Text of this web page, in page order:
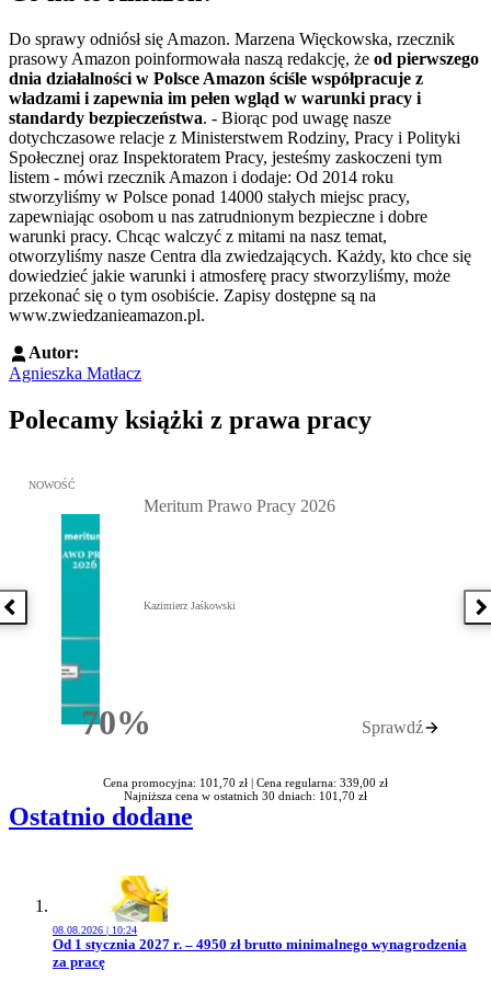
Do sprawy odniósł się Amazon. Marzena Więckowska, rzecznik
prasowy Amazon poinformowała naszą redakcję, że od pierwszego
dnia działalności w Polsce Amazon ściśle współpracuje z
władzami i zapewnia im pełen wgląd w warunki pracy i
standardy bezpieczeństwa. - Biorąc pod uwagę nasze
dotychczasowe relacje z Ministerstwem Rodziny, Pracy i Polityki
Społecznej oraz Inspektoratem Pracy, jesteśmy zaskoczeni tym
listem - mówi rzecznik Amazon i dodaje: Od 2014 roku
stworzyliśmy w Polsce ponad 14000 stałych miejsc pracy,
zapewniając osobom u nas zatrudnionym bezpieczne i dobre
warunki pracy. Chcąc walczyć z mitami na nasz temat,
otworzyliśmy nasze Centra dla zwiedzających. Każdy, kto chce się
dowiedzieć jakie warunki i atmosferę pracy stworzyliśmy, może
przekonać się o tym osobiście. Zapisy dostępne są na
www.zwiedzanieamazon.pl.
Autor:
Agnieszka Matłacz
Polecamy książki z prawa pracy
Poprzednia książka
Przejdź do: Meritum Prawo Pracy 2026, Kazimierz Jaśkowski -
NOWOŚĆ
70%Rabatu
Meritum Prawo Pracy 2026
Kazimierz Jaśkowski
Sprawdź
Cena promocyjna: 101,70 zł | Cena regularna: 339,00 zł
Najniższa cena w ostatnich 30 dniach: 101,70 zł
Ostatnio dodane
08.08.2026 | 10:24
Przejdź do artykułu:
Od 1 stycznia 2027 r. – 4950 zł brutto minimalnego wynagrodzenia
za pracę